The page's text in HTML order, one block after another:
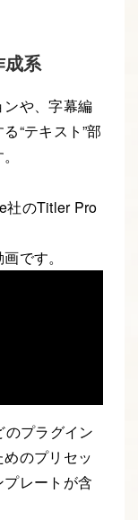
成系
や、字幕編
“テキスト”部
社のTitler Pro
です。
プラグイン
のプリセッ
プレートが含